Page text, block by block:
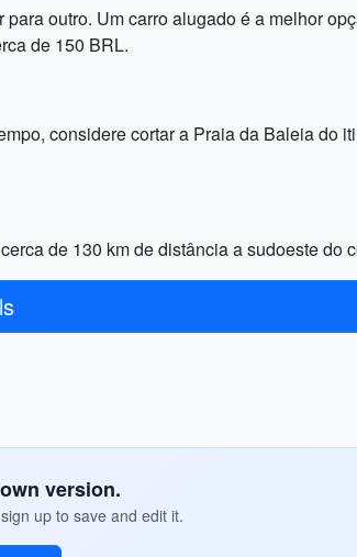
outro. Um carro alugado é a melhor
de 150 BRL.
considere cortar a Praia da Baleia do
de 130 km de distância a sudoeste do
version.
up to save and edit it.